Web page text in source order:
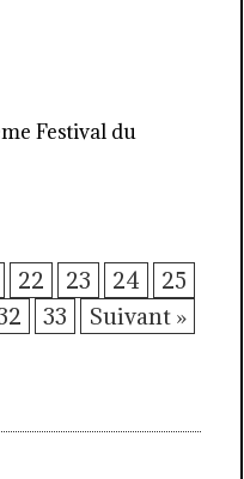
Festival du
22 23 24
25
33 Suivant »